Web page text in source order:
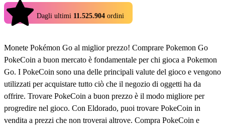
Dagli ultimi 11.525.904 ordini
Monete Pokémon Go al miglior prezzo! Comprare Pokemon Go
PokeCoin a buon mercato è fondamentale per chi gioca a Pokemon
Go. I PokeCoin sono una delle principali valute del gioco e vengono
utilizzati per acquistare tutto ciò che il negozio di oggetti ha da
offrire. Trovare PokeCoin a buon prezzo è il modo migliore per
progredire nel gioco. Con Eldorado, puoi trovare PokeCoin in
vendita a prezzi che non troverai altrove. Compra PokeCoin e